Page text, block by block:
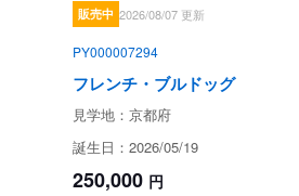
販売中 2026/08/07 更新
PY000007294
フレンチ・ブルドッグ
見学地：京都府
誕生日：2026/05/19
250,000 円